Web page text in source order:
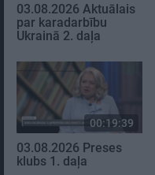
03.08.2026 Aktuālais
par karadarbību
Ukrainā 2. daļa
00:19:39
03.08.2026 Preses
klubs 1. daļa